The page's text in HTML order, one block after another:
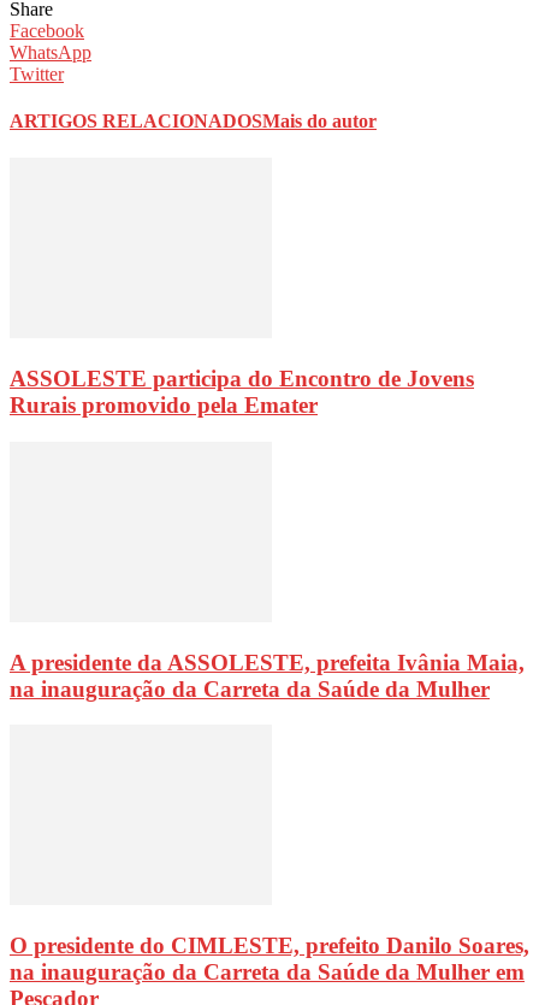
Share
Facebook
WhatsApp
Twitter
ARTIGOS RELACIONADOSMais do autor
ASSOLESTE participa do Encontro de Jovens
Rurais promovido pela Emater
A presidente da ASSOLESTE, prefeita Ivânia Maia,
na inauguração da Carreta da Saúde da Mulher
O presidente do CIMLESTE, prefeito Danilo Soares,
na inauguração da Carreta da Saúde da Mulher em
Pescador